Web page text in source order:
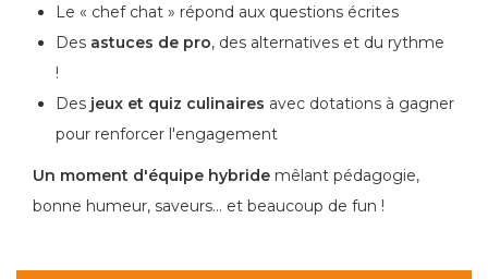
Le « chef chat » répond aux questions écrites
Des astuces de pro, des alternatives et du rythme
!
Des jeux et quiz culinaires avec dotations à gagner
pour renforcer l'engagement
Un moment d'équipe hybride mêlant pédagogie,
bonne humeur, saveurs… et beaucoup de fun !